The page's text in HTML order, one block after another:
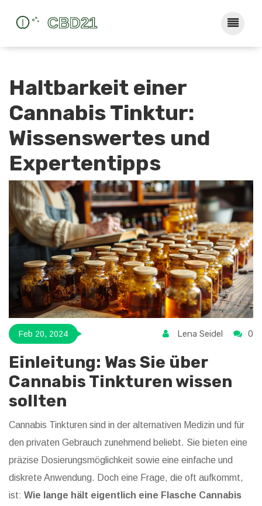
Haltbarkeit einer
Cannabis Tinktur:
Wissenswertes und
Expertentipps
Feb 20, 2024 Lena Seidel 0
Einleitung: Was Sie über
Cannabis Tinkturen wissen
sollten
Cannabis Tinkturen sind in der alternativen Medizin und für
den privaten Gebrauch zunehmend beliebt. Sie bieten eine
präzise Dosierungsmöglichkeit sowie eine einfache und
diskrete Anwendung. Doch eine Frage, die oft aufkommt,
ist: Wie lange hält eigentlich eine Flasche Cannabis